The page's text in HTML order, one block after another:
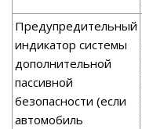
Предупредительный
индикатор системы
дополнительной
пассивной
безопасности (если
автомобиль